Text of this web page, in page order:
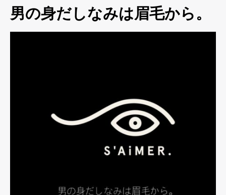
男の身だしなみは眉毛から。